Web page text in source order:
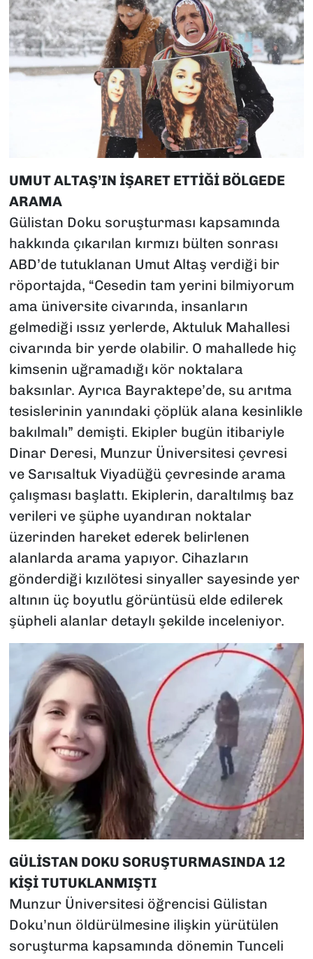
UMUT ALTAŞ’IN İŞARET ETTİĞİ BÖLGEDE
ARAMA
Gülistan Doku soruşturması kapsamında
hakkında çıkarılan kırmızı bülten sonrası
ABD’de tutuklanan Umut Altaş verdiği bir
röportajda, “Cesedin tam yerini bilmiyorum
ama üniversite civarında, insanların
gelmediği ıssız yerlerde, Aktuluk Mahallesi
civarında bir yerde olabilir. O mahallede hiç
kimsenin uğramadığı kör noktalara
baksınlar. Ayrıca Bayraktepe’de, su arıtma
tesislerinin yanındaki çöplük alana kesinlikle
bakılmalı” demişti. Ekipler bugün itibariyle
Dinar Deresi, Munzur Üniversitesi çevresi
ve Sarısaltuk Viyadüğü çevresinde arama
çalışması başlattı. Ekiplerin, daraltılmış baz
verileri ve şüphe uyandıran noktalar
üzerinden hareket ederek belirlenen
alanlarda arama yapıyor. Cihazların
gönderdiği kızılötesi sinyaller sayesinde yer
altının üç boyutlu görüntüsü elde edilerek
şüpheli alanlar detaylı şekilde inceleniyor.
GÜLİSTAN DOKU SORUŞTURMASINDA 12
KİŞİ TUTUKLANMIŞTI
Munzur Üniversitesi öğrencisi Gülistan
Doku’nun öldürülmesine ilişkin yürütülen
soruşturma kapsamında dönemin Tunceli